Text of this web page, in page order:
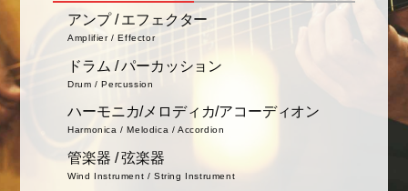
Morris Guitars
アンプ / エフェクター
Amplifier / Effector
ドラム / パーカッション
Drum / Percussion
ハーモニカ/メロディカ/アコーディオン
Harmonica / Melodica / Accordion
管楽器 / 弦楽器
Wind Instrument / String Instrument